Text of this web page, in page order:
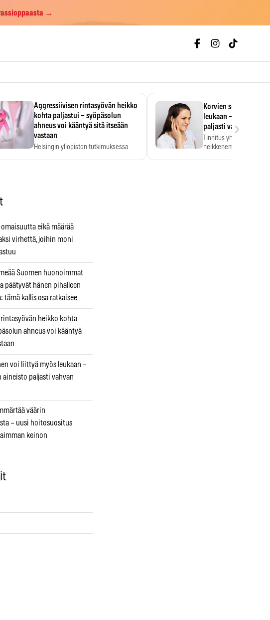
→
Aggressiivisen rintasyövän heikko
kohta paljastui – syöpäsolun
ahneus voi kääntyä sitä itseään
vastaan
Helsingin yliopiston tutkimuksessa
Korvien soiminen
leukaan – 47 349
paljasti vahvan
Tinnitus yhdistetään
heikkenemiseen.
›
eikä määrää
virhettä, joihin moni
Suomen huonoimmat
päätyvät hänen pihalleen
tämä kallis osa ratkaisee
heikko kohta
ahneus voi kääntyä
voi liittyä myös leukaan –
aineisto paljasti vahvan
väärin
– uusi hoitosuositus
keinon